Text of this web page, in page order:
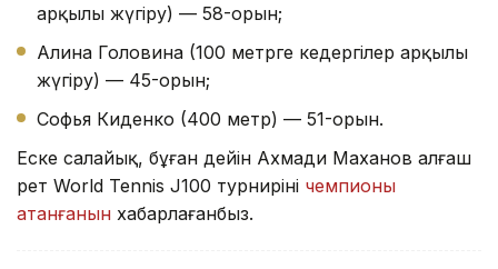
арқылы жүгіру) — 58-орын;
Алина Головина (100 метрге кедергілер арқылы
жүгіру) — 45-орын;
Софья Киденко (400 метр) — 51-орын.
Еске салайық, бұған дейін Ахмади Маханов алғаш
рет World Tennis J100 турнирінің чемпионы
атанғанын хабарлағанбыз.